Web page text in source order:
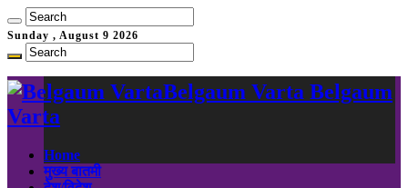
Sunday , August 9 2026
Belgaum Varta Belgaum
Varta
Home
मुख्य बातमी